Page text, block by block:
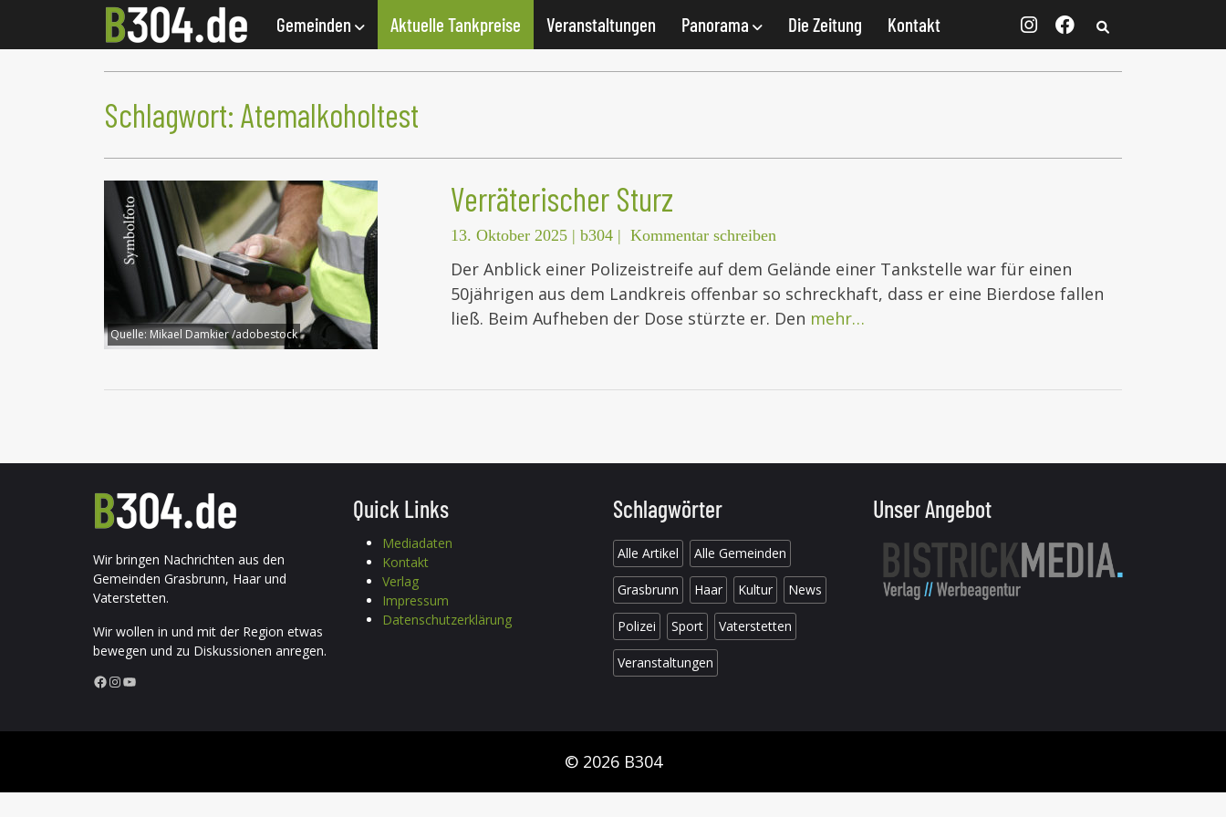
Gemeinden Aktuelle Tankpreise Veranstaltungen Panorama Die Zeitung Kontakt
Schlagwort: Atemalkoholtest
Quelle: Mikael Damkier /adobestock
Verräterischer Sturz
13. Oktober 2025 | b304 | Kommentar schreiben
Der Anblick einer Polizeistreife auf dem Gelände einer Tankstelle war für einen
50jährigen aus dem Landkreis offenbar so schreckhaft, dass er eine Bierdose fallen
ließ. Beim Aufheben der Dose stürzte er. Den mehr…
Wir bringen Nachrichten aus den
Gemeinden Grasbrunn, Haar und
Vaterstetten.
Wir wollen in und mit der Region etwas
bewegen und zu Diskussionen anregen.
Facebook InstagramYouTube
Quick Links
Mediadaten
Kontakt
Verlag
Impressum
Datenschutzerklärung
Schlagwörter
Alle Artikel Alle Gemeinden
Grasbrunn Haar Kultur News
Polizei Sport Vaterstetten
Veranstaltungen
Unser Angebot
© 2026 B304